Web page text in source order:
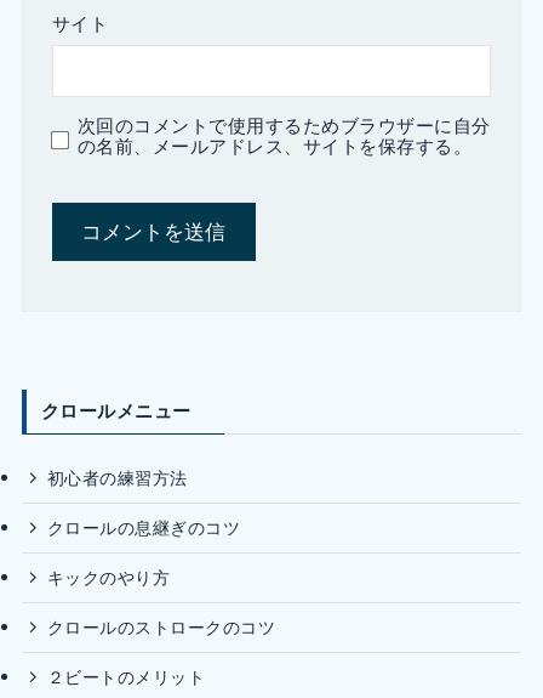
サイト
次回のコメントで使用するためブラウザーに自分
の名前、メールアドレス、サイトを保存する。
クロールメニュー
初心者の練習方法
クロールの息継ぎのコツ
キックのやり方
クロールのストロークのコツ
２ビートのメリット